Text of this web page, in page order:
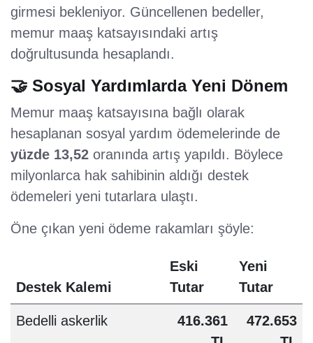
girmesi bekleniyor. Güncellenen bedeller,
memur maaş katsayısındaki artış
doğrultusunda hesaplandı.
🤝 Sosyal Yardımlarda Yeni Dönem
Memur maaş katsayısına bağlı olarak
hesaplanan sosyal yardım ödemelerinde de
yüzde 13,52 oranında artış yapıldı. Böylece
milyonlarca hak sahibinin aldığı destek
ödemeleri yeni tutarlara ulaştı.
Öne çıkan yeni ödeme rakamları şöyle:
Destek Kalemi
Eski
Tutar
Yeni
Tutar
Bedelli askerlik
416.361
472.653